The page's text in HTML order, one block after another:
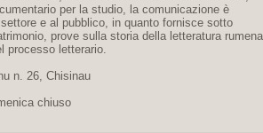
per la studio, la comunicazione è
e al pubblico, in quanto fornisce sotto
prove sulla storia della letteratura rumena
processo letterario.
n. 26, Chisinau
chiuso